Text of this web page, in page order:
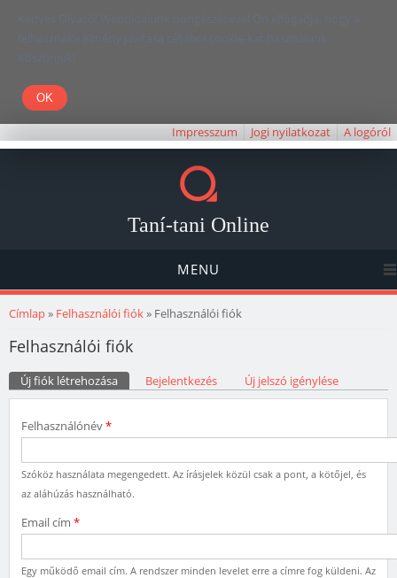
Kedves Olvasó! Weboldalunk böngészésével Ön elfogadja, hogy a
felhasználói élmény javítása céljából cookie-kat használunk.
Köszönjük!
Impresszum Jogi nyilatkozat A logóról
Taní-tani Online
MENU
Jelenlegi hely
Címlap» Felhasználói fiók» Felhasználói fiók
Felhasználói fiók
Elsődleges fülek
Új fiók létrehozása (aktív fül)Bejelentkezés Új jelszó igénylése
Felhasználónév*
Szóköz használata megengedett. Az írásjelek közül csak a pont, a kötőjel, és
az aláhúzás használható.
Email cím *
Egy működő email cím. A rendszer minden levelet erre a címre fog küldeni. Az